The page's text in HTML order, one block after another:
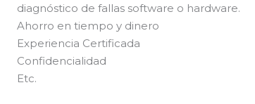
diagnóstico de fallas software o hardware.
Ahorro en tiempo y dinero
Experiencia Certificada
Confidencialidad
Etc.